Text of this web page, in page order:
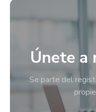
Únete a
Se parte del